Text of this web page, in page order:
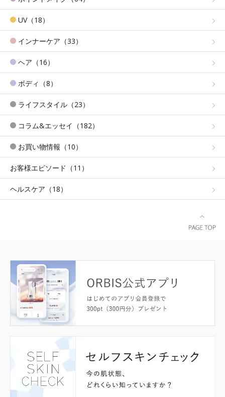
UV（18）
インナーケア（33）
ヘア（16）
ボディ（8）
ライフスタイル（23）
コラム&エッセイ（182）
お買い物情報（10）
お客様エピソード（11）
ヘルスケア（18）